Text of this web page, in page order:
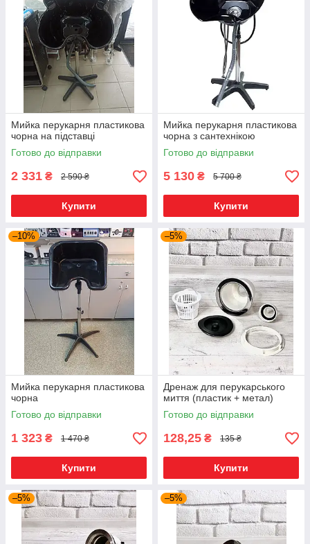
Мийка перукарня пластикова
чорна на підставці
Готово до відправки
2 331 ₴ 2 590 ₴
Купити
Мийка перукарня пластикова
чорна з сантехнікою
Готово до відправки
5 130 ₴ 5 700 ₴
Купити
–10%
Мийка перукарня пластикова
чорна
Готово до відправки
1 323 ₴ 1 470 ₴
Купити
–5%
Дренаж для перукарського
миття (пластик + метал)
Готово до відправки
128,25 ₴ 135 ₴
Купити
–5% –5%